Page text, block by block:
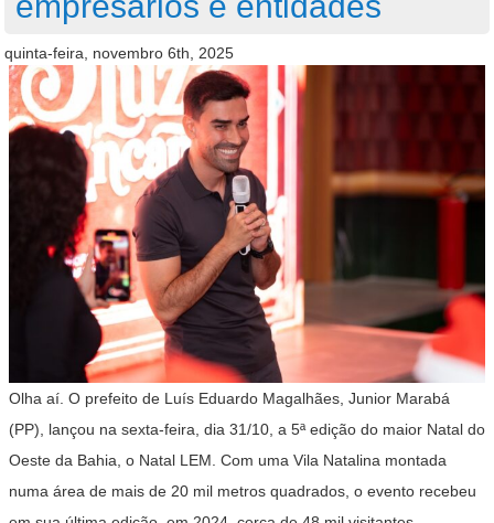
quinta-feira, novembro 6th, 2025
Olha aí. O prefeito de Luís Eduardo Magalhães, Junior Marabá
(PP), lançou na sexta-feira, dia 31/10, a 5ª edição do maior Natal do
Oeste da Bahia, o Natal LEM. Com uma Vila Natalina montada
numa área de mais de 20 mil metros quadrados, o evento recebeu